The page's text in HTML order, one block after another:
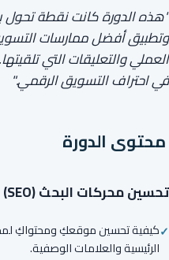
"هذه الدورة كانت نقطة
وتطبيق أفضل ممارسات
العملي والتعليقات التي
في احتراف التسويق الرقمي."
محتوى الدورة
تحسين محركات البحث (SEO)
كيفية تحسين موقعكِ ومحتواكِ
الرئيسية والعلامات الوصفية.